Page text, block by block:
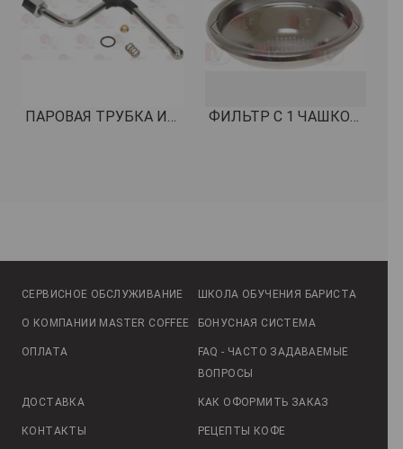
СЕРВИСНОЕ ОБСЛУЖИВАНИЕ ШКОЛА ОБУЧЕНИЯ БАРИСТА
О КОМПАНИИ MASTER COFFEE БОНУСНАЯ СИСТЕМА
ОПЛАТА
FAQ - ЧАСТО ЗАДАВАЕМЫЕ
ВОПРОСЫ
ДОСТАВКА КАК ОФОРМИТЬ ЗАКАЗ
КОНТАКТЫ РЕЦЕПТЫ КОФЕ